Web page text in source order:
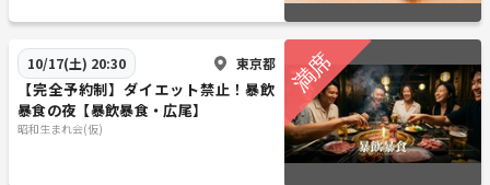
10/17(土) 20:30 東京都
【完全予約制】ダイエット禁止！暴飲
暴食の夜【暴飲暴食・広尾】
昭和生まれ会(仮)